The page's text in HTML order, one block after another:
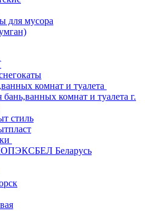
для мусора
комнат и туалета
комнат и туалета г.
стиль
Беларусь